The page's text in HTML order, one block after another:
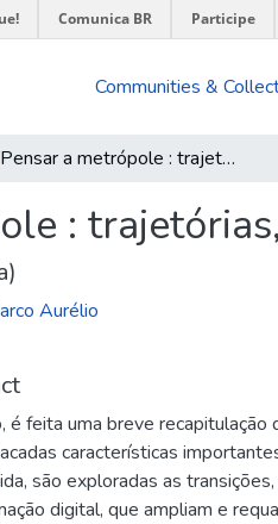
Comunica BR Participe
Communities &
Pensar a metrópole : trajetórias, transições e controvérsias
:
Aurélio
é feita uma breve
características
são exploradas as
digital, que ampliam e